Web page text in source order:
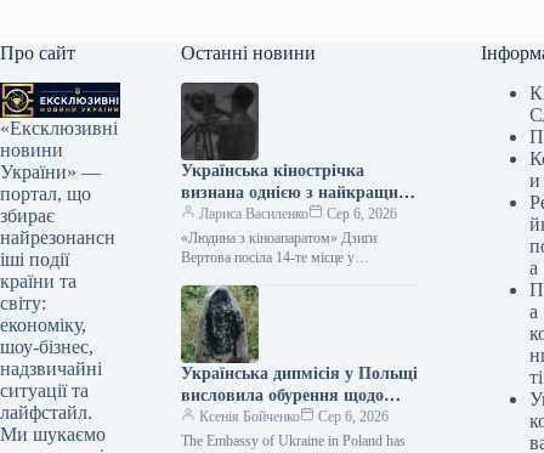
Про сайт
«Ексклюзивні
новини
України» —
портал, що
збирає
найрезонансн
іші події
країни та
світу:
економіку,
шоу-бізнес,
надзвичайні
ситуації та
лайфстайл.
Ми шукаємо
Останні новини
Українська кінострічка
визнана однією з найкращих
документальних картин усіх
часів за рейтингом The
Hollywood Reporter.
Лариса Василенко
Сер 6, 2026
«Людина з кіноапаратом» Дзиґи
Вертова посіла 14-те місце у
«Людина з кіноапаратом» українського
режисера Дзиґи Вертова потрапила…
Українська дипмісія у Польщі
висловила обурення щодо
акту вандалізму на місці
вшанування українських
Ксенія Бойченко
Сер 6, 2026
The Embassy of Ukraine in Poland has
и
а
а
ті